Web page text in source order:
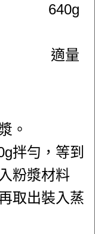
640g
適量
。
拌勻，等到
粉漿材料
取出裝入蒸